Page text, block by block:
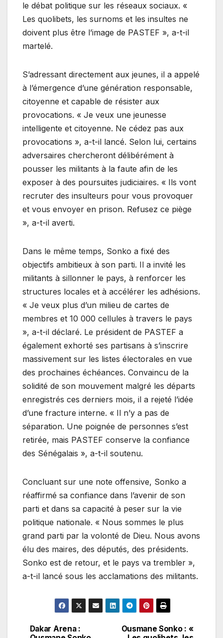
le débat politique sur les réseaux sociaux. «
Les quolibets, les surnoms et les insultes ne
doivent plus être l’image de PASTEF », a-t-il
martelé.
S’adressant directement aux jeunes, il a appelé
à l’émergence d’une génération responsable,
citoyenne et capable de résister aux
provocations. « Je veux une jeunesse
intelligente et citoyenne. Ne cédez pas aux
provocations », a-t-il lancé. Selon lui, certains
adversaires chercheront délibérément à
pousser les militants à la faute afin de les
exposer à des poursuites judiciaires. « Ils vont
recruter des insulteurs pour vous provoquer
et vous envoyer en prison. Refusez ce piège
», a-t-il averti.
Dans le même temps, Sonko a fixé des
objectifs ambitieux à son parti. Il a invité les
militants à sillonner le pays, à renforcer les
structures locales et à accélérer les adhésions.
« Je veux plus d’un milieu de cartes de
membres et 10 000 cellules à travers le pays
», a-t-il déclaré. Le président de PASTEF a
également exhorté ses partisans à s’inscrire
massivement sur les listes électorales en vue
des prochaines échéances. Convaincu de la
solidité de son mouvement malgré les départs
enregistrés ces derniers mois, il a rejeté l’idée
d’une fracture interne. « Il n’y a pas de
séparation. Une poignée de personnes s’est
retirée, mais PASTEF conserve la confiance
des Sénégalais », a-t-il soutenu.
Concluant sur une note offensive, Sonko a
réaffirmé sa confiance dans l’avenir de son
parti et dans sa capacité à peser sur la vie
politique nationale. « Nous sommes le plus
grand parti par la volonté de Dieu. Nous avons
élu des maires, des députés, des présidents.
Sonko est de retour, et le pays va trembler »,
a-t-il lancé sous les acclamations des militants.
Ousmane Sonko : «
Dakar Arena :